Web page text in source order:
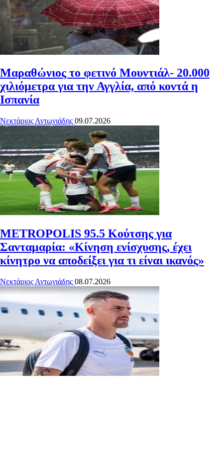
Μαραθώνιος το φετινό Μουντιάλ- 20.000
χιλιόμετρα για την Αγγλία, από κοντά η
Ισπανία
Νεκτάριος Αντωνιάδης 09.07.2026
METROPOLIS 95.5 Κούτσης για
Σανταμαρία: «Κίνηση ενίσχυσης, έχει
κίνητρο να αποδείξει για τι είναι ικανός»
Νεκτάριος Αντωνιάδης 08.07.2026